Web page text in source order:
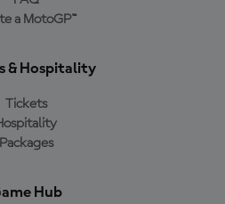
a MotoGP™
& Hospitality
Tickets
Packages
Hub